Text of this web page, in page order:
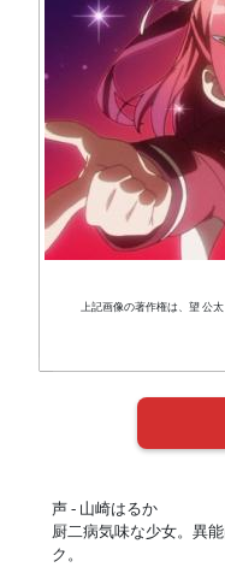
上記画像の著作権は、望 公
声 - 山崎はるか
厨二病気味な少女。異
ク。